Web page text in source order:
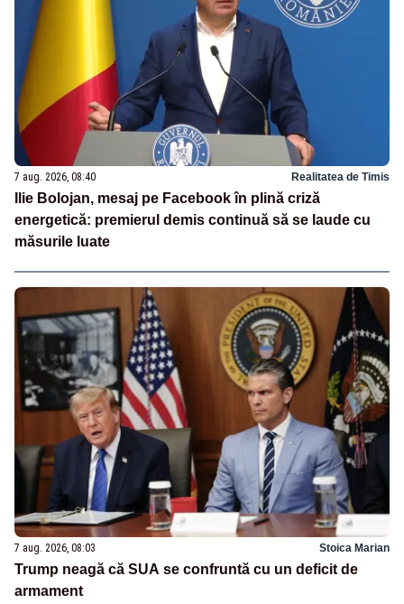
7 aug. 2026, 08:40 Realitatea de Timis
Ilie Bolojan, mesaj pe Facebook în plină criză
energetică: premierul demis continuă să se laude cu
măsurile luate
7 aug. 2026, 08:03 Stoica Marian
Trump neagă că SUA se confruntă cu un deficit de
armament